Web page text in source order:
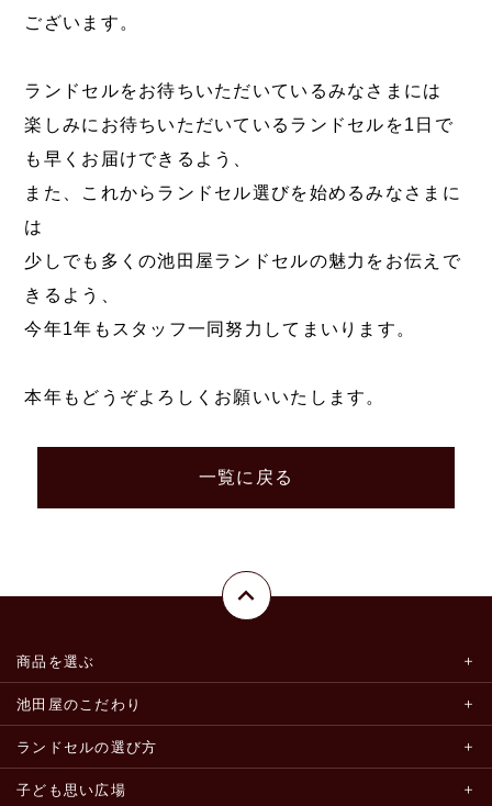
ございます。
ランドセルをお待ちいただいているみなさまには
楽しみにお待ちいただいているランドセルを1日で
も早くお届けできるよう、
また、これからランドセル選びを始めるみなさまに
は
少しでも多くの池田屋ランドセルの魅力をお伝えで
きるよう、
今年1年もスタッフ一同努力してまいります。
本年もどうぞよろしくお願いいたします。
一覧に戻る
商品を選ぶ
池田屋のこだわり
ランドセルの選び方
子ども思い広場